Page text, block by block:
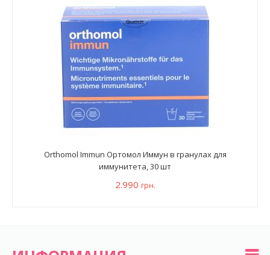
Orthomol Immun Ортомол Иммун в гранулах для
иммунитета, 30 шт
2.990 грн.